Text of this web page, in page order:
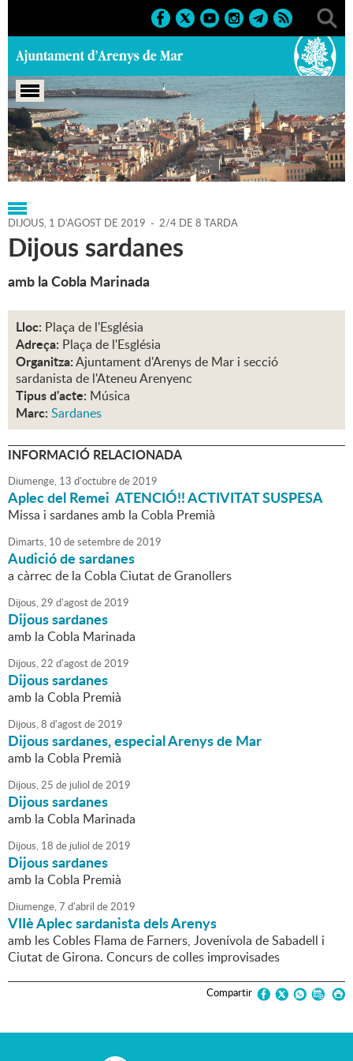
Portada > Regidories > Cultura > Agenda > 01-08-2019
DIJOUS, 1 D'AGOST DE 2019 - 2/4 DE 8 TARDA
Dijous sardanes
amb la Cobla Marinada
Lloc: Plaça de l'Església
Adreça: Plaça de l'Església
Organitza:Ajuntament d'Arenys de Mar i secció
sardanista de l'Ateneu Arenyenc
Tipus d'acte: Música
Marc: Sardanes
INFORMACIÓ RELACIONADA
Diumenge, 13 d'octubrede2019
Aplec del Remei ATENCIÓ!! ACTIVITAT SUSPESA
Missa i sardanes amb la Cobla Premià
Dimarts, 10 desetembrede2019
Audició de sardanes
a càrrec de la Cobla Ciutat de Granollers
Dijous,29 d'agostde2019
Dijous sardanes
amb la Cobla Marinada
Dijous,22 d'agostde2019
Dijous sardanes
amb la Cobla Premià
Dijous,8 d'agostde2019
Dijous sardanes, especial Arenys de Mar
amb la Cobla Premià
Dijous,25 de juliol de2019
Dijous sardanes
amb la Cobla Marinada
Dijous, 18 de juliol de2019
Dijous sardanes
amb la Cobla Premià
Diumenge,7 d'abril de2019
VIIè Aplec sardanista dels Arenys
amb les Cobles Flama de Farners, Jovenívola de Sabadell i
Ciutat de Girona. Concurs de colles improvisades
Compartir